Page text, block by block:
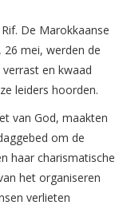
De Marokkaanse
mei, werden de
en kwaad
leiders hoorden.
van God, maakten
om de
haar charismatische
het organiseren
verlieten